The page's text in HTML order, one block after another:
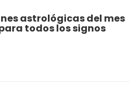
astrológicas del mes
todos los signos